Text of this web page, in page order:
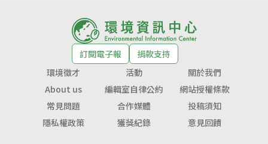
訂閱電子報
捐款支持
環境徵才
活動
關於我們
About us
編輯室自律公約
網站授權條款
常見問題
合作媒體
投稿須知
隱私權政策
獲獎紀錄 意見回饋